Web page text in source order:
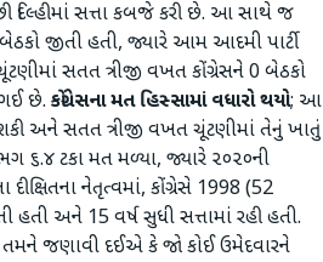
દિલ્હીમાં સત્તા કબજે કરી છે. આ સાથે જ
જીતી હતી, જ્યારે આમ આદમી પાર્ટી
સતત ત્રીજી વખત કોંગ્રેસને 0 બેઠકો
ગઈ છે. કોંગ્રેસનામત હિસ્સામાં વધારોથયો; આ
શકી અને સતત ત્રીજી વખત ચૂંટણીમાં તેનું ખાતું
૬.૪ ટકા મત મળ્યા, જ્યારે ૨૦૨૦ની
નેતૃત્વમાં, કોંગ્રેસે 1998 (52
અને 15 વર્ષ સુધી સત્તામાં રહી હતી.
તમને જણાવી દઈએ કે જો કોઈ ઉમેદવારને